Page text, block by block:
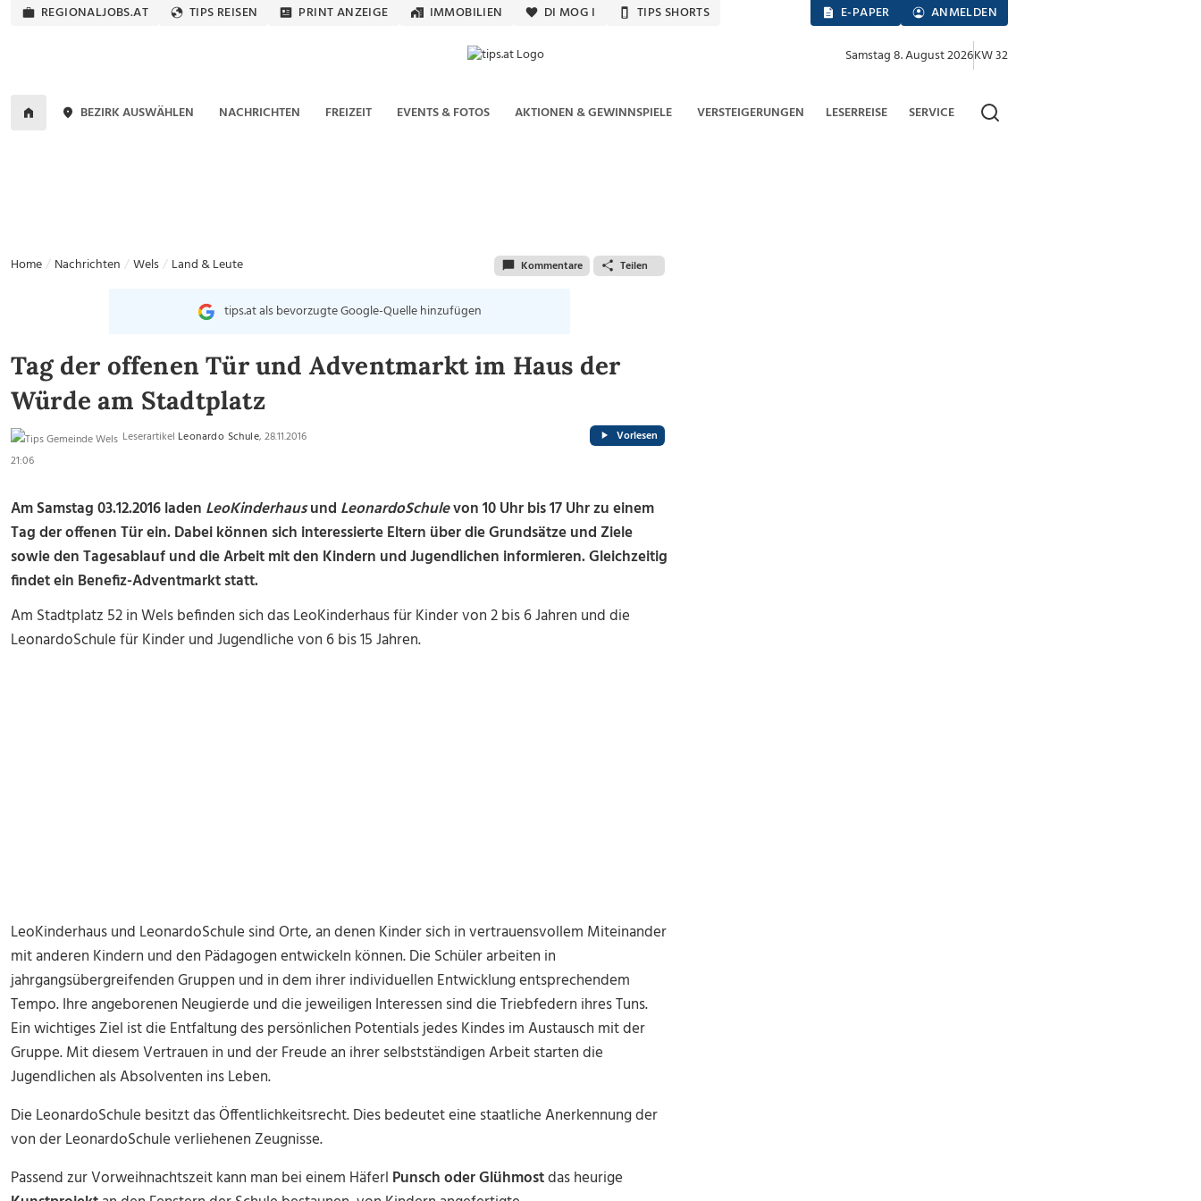
REGIONALJOBS.AT TIPS REISEN PRINT ANZEIGE IMMOBILIEN DI MOG I TIPS SHORTS E-PAPER ANMELDEN
Samstag 8. August 2026KW 32
BEZIRK AUSWÄHLEN NACHRICHTEN FREIZEIT EVENTS & FOTOS AKTIONEN & GEWINNSPIELE VERSTEIGERUNGEN LESERREISE SERVICE
Home Nachrichten Wels Land & Leute Kommentare Teilen
tips.at als bevorzugte Google-Quelle hinzufügen
Tag der offenen Tür und Adventmarkt im Haus der
Würde am Stadtplatz
Leserartikel Leonardo Schule, 28.11.2016
21:06
Vorlesen
Am Samstag 03.12.2016 laden LeoKinderhausund LeonardoSchulevon 10 Uhr bis 17 Uhr zu einem
Tag der offenen Tür ein. Dabei können sich interessierte Eltern über die Grundsätze und Ziele
sowie den Tagesablauf und die Arbeit mit den Kindern und Jugendlichen informieren. Gleichzeitig
findet ein Benefiz-Adventmarkt statt.
Am Stadtplatz 52 in Wels befinden sich das LeoKinderhaus für Kinder von 2 bis 6 Jahren und die
LeonardoSchule für Kinder und Jugendliche von 6 bis 15 Jahren.
LeoKinderhaus und LeonardoSchule sind Orte, an denen Kinder sich in vertrauensvollem Miteinander
mit anderen Kindern und den Pädagogen entwickeln können. Die Schüler arbeiten in
jahrgangsübergreifenden Gruppen und in dem ihrer individuellen Entwicklung entsprechendem
Tempo. Ihre angeborenen Neugierde und die jeweiligen Interessen sind die Triebfedern ihres Tuns.
Ein wichtiges Ziel ist die Entfaltung des persönlichen Potentials jedes Kindes im Austausch mit der
Gruppe. Mit diesem Vertrauen in und der Freude an ihrer selbstständigen Arbeit starten die
Jugendlichen als Absolventen ins Leben.
Die LeonardoSchule besitzt das Öffentlichkeitsrecht. Dies bedeutet eine staatliche Anerkennung der
von der LeonardoSchule verliehenen Zeugnisse.
Passend zur Vorweihnachtszeit kann man bei einem Häferl Punsch oder Glühmostdas heurige